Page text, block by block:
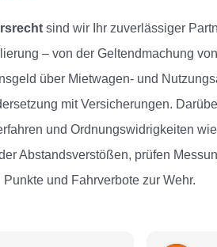
sind wir Ihr zuverlässiger
– von der Geltendmachung
über Mietwagen- und
mit Versicherungen.
und Ordnungswidrigkeiten
Abstandsverstößen, prüfen
Punkte und Fahrverbote zur Wehr.